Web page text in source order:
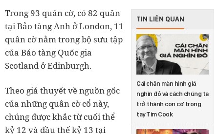
TIN LIÊN QUAN
Cái chân màn hình giá
nghìn đô và cách chúng ta
trở thành con cờ trong
tay Tim Cook
Trong 93 quân cờ, có 82 quân
tại Bảo tàng Anh ở London, 11
quân cờ nằm trong bộ sưu tập
của Bảo tàng Quốc gia
Scotland ở Edinburgh.
Theo giả thuyết về nguồn gốc
của những quân cờ cổ này,
chúng được khắc từ cuối thể
kỷ 12 và đầu thế kỷ 13 tại